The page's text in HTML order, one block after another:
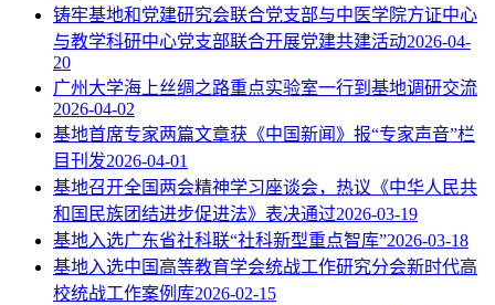
铸牢基地和党建研究会联合党支部与中医学院方证中心
与教学科研中心党支部联合开展党建共建活动2026-04-
20
广州大学海上丝绸之路重点实验室一行到基地调研交流
2026-04-02
基地首席专家两篇文章获《中国新闻》报“专家声音”栏
目刊发2026-04-01
基地召开全国两会精神学习座谈会，热议《中华人民共
和国民族团结进步促进法》表决通过2026-03-19
基地入选广东省社科联“社科新型重点智库”2026-03-18
基地入选中国高等教育学会统战工作研究分会新时代高
校统战工作案例库2026-02-15